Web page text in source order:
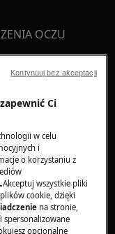
OCZU
lub
Ci
w celu
i
o korzystaniu z
wszystkie pliki
cookie, dzięki
na stronie,
spersonalizowane
opcjonalne
Kontynuuj bez akceptacji